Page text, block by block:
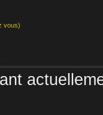
vous)